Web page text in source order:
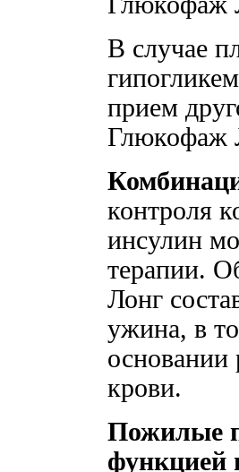
В случае
прием
Глюкофаж
контроля
инсулин
терапии.
Лонг
ужина, в
основании
крови.
Пожилые
функцией